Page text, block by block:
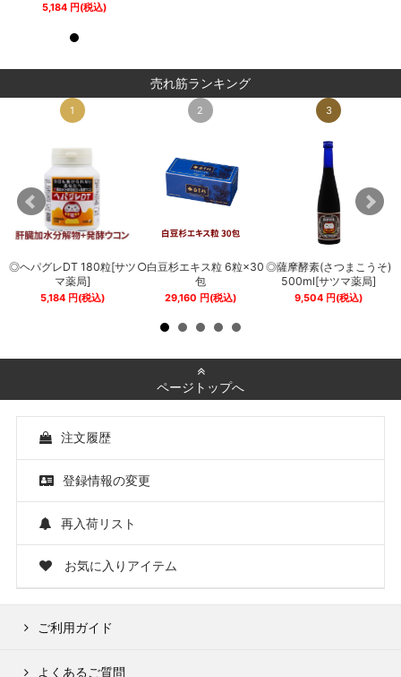
5,184 円 (税込)
売れ筋ランキング
1
◎ヘパグレDT 180粒[サツ
マ薬局]
5,184円(税込)
2
○白豆杉エキス粒 6粒×30
包
29,160 円(税込)
3
◎薩摩酵素(さつまこうそ)
500ml[サツマ薬局]
9,504 円(税込)
ページトップへ
注文履歴
登録情報の変更
再入荷リスト
お気に入りアイテム
ご利用ガイド
よくあるご質問